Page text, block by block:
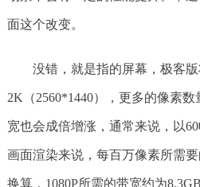
面这个改变。
没错，就是指的屏幕，极客
2K（2560*1440），更多的像素
宽也会成倍增涨，通常来说，以
画面渲染来说，每百万像素所需
换算，1080P所需的带宽约为